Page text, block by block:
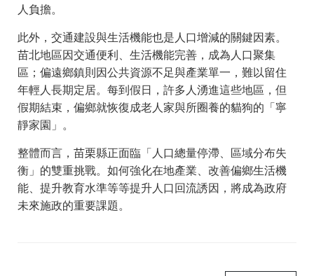
人負擔。
此外，交通建設與生活機能也是人口增減的關鍵因素。
苗北地區因交通便利、生活機能完善，成為人口聚集
區；偏遠鄉鎮則因公共資源不足與產業單一，難以留住
年輕人長期定居。每到假日，許多人湧進這些地區，但
假期結束，偏鄉就恢復成老人家與所圈養的貓狗的「寧
靜家園」。
整體而言，苗栗縣正面臨「人口總量停滯、區域分布失
衡」的雙重挑戰。如何強化在地產業、改善偏鄉生活機
能、提升教育水準等等提升人口回流誘因，將成為政府
未來施政的重要課題。